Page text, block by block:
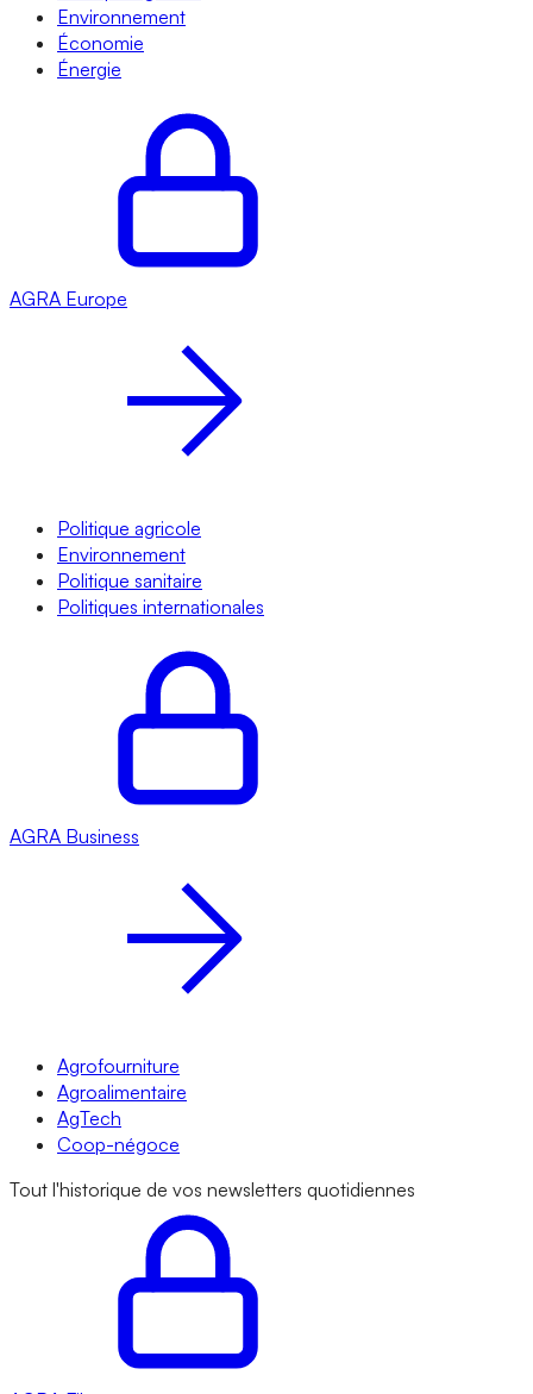
Environnement
Économie
Énergie
AGRA Europe
Politique agricole
Environnement
Politique sanitaire
Politiques internationales
AGRA Business
Agrofourniture
Agroalimentaire
AgTech
Coop-négoce
Tout l'historique de vos newsletters quotidiennes